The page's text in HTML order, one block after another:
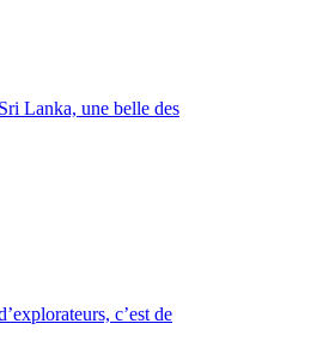
Lanka, une belle des
c’est de